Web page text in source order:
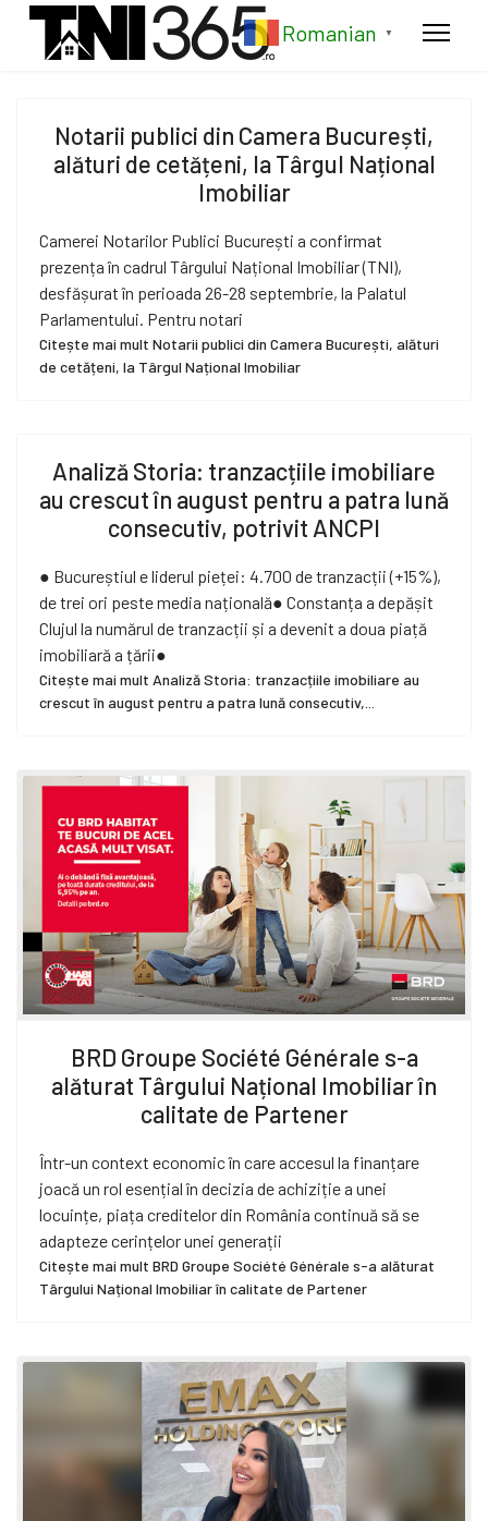
Romanian ▼
Notarii publici din Camera București,
alături de cetățeni, la Târgul Național
Imobiliar
Camerei Notarilor Publici București a confirmat
prezența în cadrul Târgului Național Imobiliar (TNI),
desfășurat în perioada 26-28 septembrie, la Palatul
Parlamentului. Pentru notari
Citește mai mult Notarii publici din Camera București, alături
de cetățeni, la Târgul Național Imobiliar
Analiză Storia: tranzacțiile imobiliare
au crescut în august pentru a patra lună
consecutiv, potrivit ANCPI
● Bucureștiul e liderul pieței: 4.700 de tranzacții (+15%),
de trei ori peste media națională● Constanța a depășit
Clujul la numărul de tranzacții și a devenit a doua piață
imobiliară a țării●
Citește mai mult Analiză Storia: tranzacțiile imobiliare au
crescut în august pentru a patra lună consecutiv,...
BRD Groupe Société Générale s-a
alăturat Târgului Național Imobiliar în
calitate de Partener
Într-un context economic în care accesul la finanțare
joacă un rol esențial în decizia de achiziție a unei
locuințe, piața creditelor din România continuă să se
adapteze cerințelor unei generații
Citește mai mult BRD Groupe Société Générale s-a alăturat
Târgului Național Imobiliar în calitate de Partener